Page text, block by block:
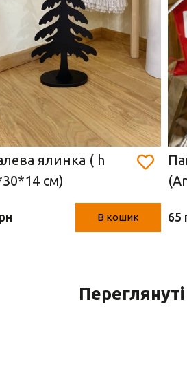
ялинка ( h
см)
В кошик 65